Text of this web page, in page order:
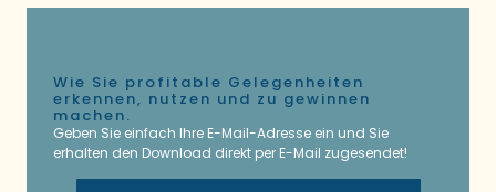
Wie Sie profitable Gelegenheiten
erkennen, nutzen und zu gewinnen
machen.
Geben Sie einfach Ihre E-Mail-Adresse ein und Sie
erhalten den Download direkt per E-Mail zugesendet!